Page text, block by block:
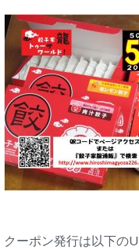
クーポン発行は以下の